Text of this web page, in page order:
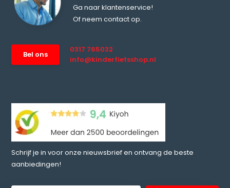
Ga naar klantenservice!
Of neem contact op.
Bel ons
0317 765032
info@kinderfietsshop.nl
Schrijf je in voor onze nieuwsbrief en ontvang de beste
aanbiedingen!